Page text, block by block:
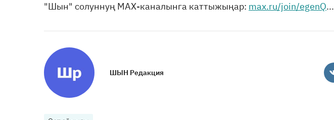
"Шын" солуннуң МАХ-каналынга каттыжыңар: max.ru/join/egenQ...
ШЫН Редакция